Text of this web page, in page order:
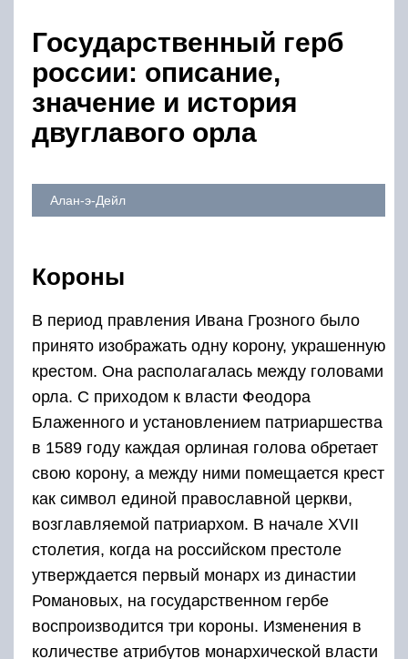
Государственный герб
россии: описание,
значение и история
двуглавого орла
Алан-э-Дейл
Короны
В период правления Ивана Грозного было
принято изображать одну корону, украшенную
крестом. Она располагалась между головами
орла. С приходом к власти Феодора
Блаженного и установлением патриаршества
в 1589 году каждая орлиная голова обретает
свою корону, а между ними помещается крест
как символ единой православной церкви,
возглавляемой патриархом. В начале XVII
столетия, когда на российском престоле
утверждается первый монарх из династии
Романовых, на государственном гербе
воспроизводится три короны. Изменения в
количестве атрибутов монархической власти